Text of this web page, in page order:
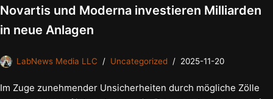
Novartis und Moderna investieren Milliarden
in neue Anlagen
LabNews Media LLC Uncategorized 2025-11-20
Im Zuge zunehmender Unsicherheiten durch mögliche Zölle